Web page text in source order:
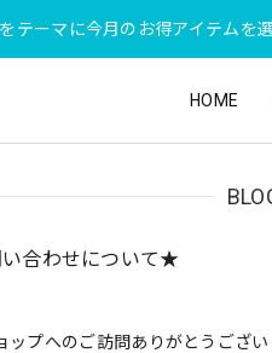
テーマに今月のお得アイテムを
HOME
合わせについて★
プへのご訪問ありがとうござい